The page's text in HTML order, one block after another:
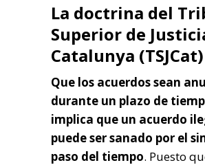
La doctrina del
Superior de
Catalunya (TSJCat)
Que los acuerdos sean
durante un plazo de
implica que un acuerdo
puede ser sanado por el
paso del tiempo. Puesto